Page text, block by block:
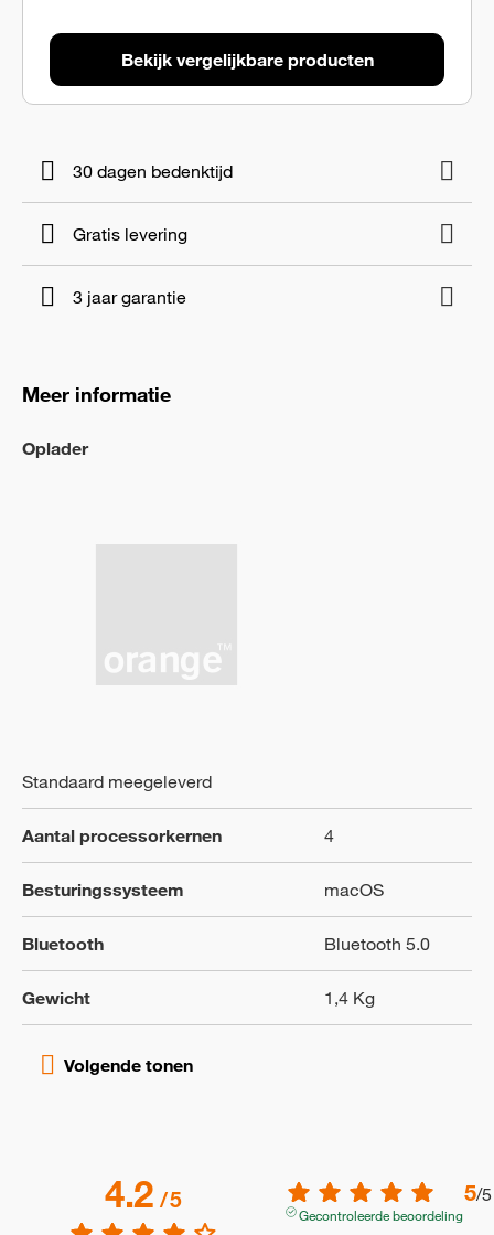
Bekijk vergelijkbare producten
30 dagen bedenktijd
Gratis levering
3 jaar garantie
Meer informatie
Oplader
Standaard meegeleverd
Aantal processorkernen 4
Besturingssysteem macOS
Bluetooth Bluetooth 5.0
Gewicht 1,4 Kg
4.2/5 5/5
Gecontroleerde beoordeling